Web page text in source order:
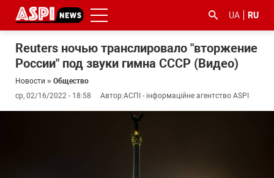
UA RU
Reuters ночью транслировало "вторжение
России" под звуки гимна СССР (Видео)
Новости » Общество
ср, 02/16/2022 - 18:58
Автор:АСПІ - інформаційне агентство ASPI
#Киев